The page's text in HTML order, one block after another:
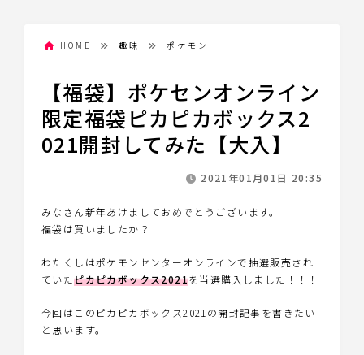
HOME 趣味 ポケモン
【福袋】ポケセンオンライン
限定福袋ピカピカボックス2
021開封してみた【大入】
2021年01月01日 20:35
みなさん新年あけましておめでとうございます。
福袋は買いましたか？
わたくしはポケモンセンターオンラインで抽選販売され
ていたピカピカボックス2021を当選購入しました！！！
今回はこのピカピカボックス2021の開封記事を書きたい
と思います。